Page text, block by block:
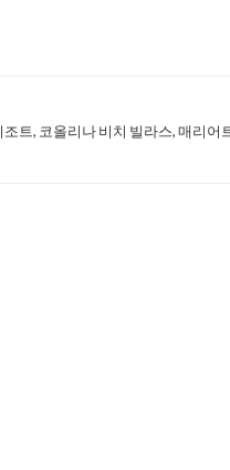
트, 코올리나 비치 빌라스, 매리어